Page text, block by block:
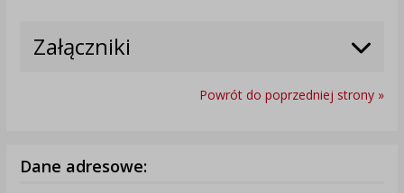
Załączniki
Powrót do poprzedniej strony »
Dane adresowe: